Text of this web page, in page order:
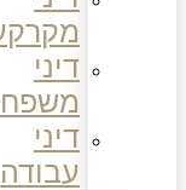
דיני
משפחה
דיני
עבודה